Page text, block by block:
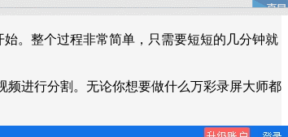
。整个过程非常简单，只需要短短的几分钟就
进行分割。无论你想要做什么万彩录屏大师都